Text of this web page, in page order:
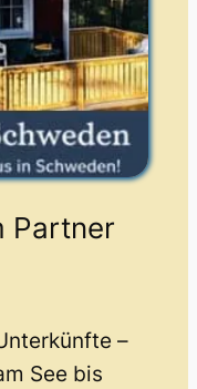
Partner
–
See bis